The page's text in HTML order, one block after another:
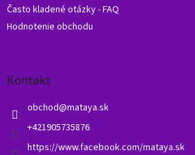
Často kladené otázky - FAQ
Hodnotenie obchodu
Kontakt
obchod@mataya.sk
+421905735876
https://www.facebook.com/mataya.sk